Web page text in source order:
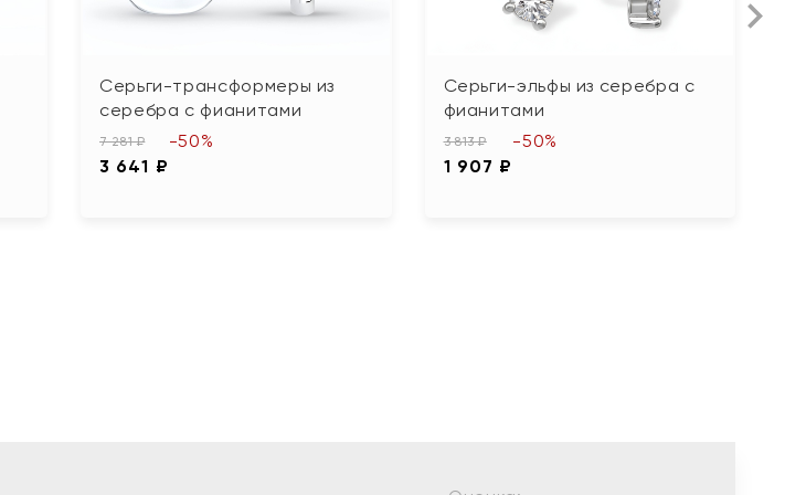
Серьги-трансформеры из
серебра с фианитами
7 281 ₽
3 641 ₽
-50%
Серьги-эльфы из серебра с
фианитами
3 813 ₽
1 907 ₽
-50%